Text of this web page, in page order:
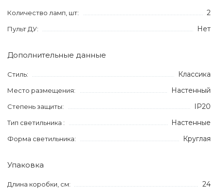
Количество ламп, шт: 2
Пульт ДУ: Нет
Дополнительные данные
Стиль: Классика
Место размещения: Настенный
Степень защиты: IP20
Тип светильника : Настенные
Форма светильника: Круглая
Упаковка
Длина коробки, см: 24